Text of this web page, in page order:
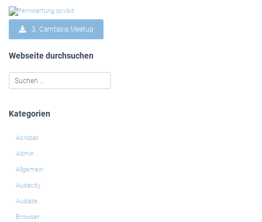
3. Camtasia Meetup
Webseite durchsuchen
Kategorien
Acrobat
Admin
Allgemein
Audacity
Audiate
Browser